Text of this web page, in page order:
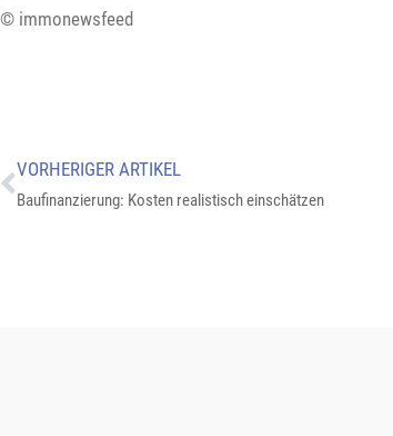
© immonewsfeed
VORHERIGER ARTIKEL
Baufinanzierung: Kosten realistisch einschätzen